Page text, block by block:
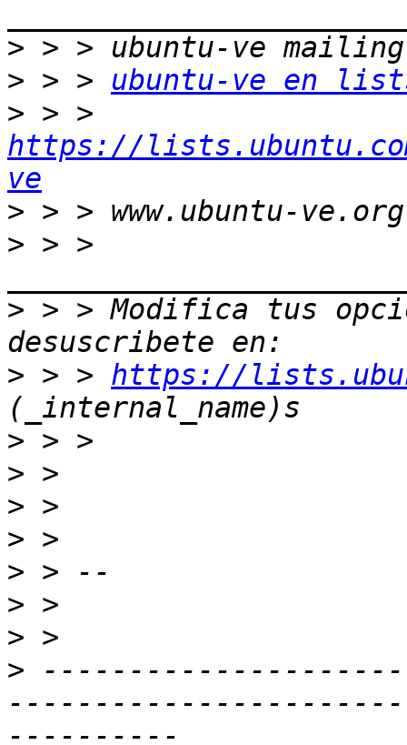
>
> > > ubuntu-ve en
>
https://
ve
>
> > >
> > > Modifica tus
> > > https://
>
>
>
>
>
>
>
>